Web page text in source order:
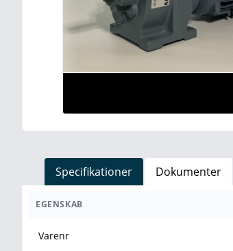
Specifikationer Dokumenter
EGENSKAB
Varenr